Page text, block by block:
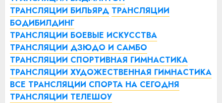
ТРАНСЛЯЦИИ БИЛЬЯРД ТРАНСЛЯЦИИ
БОДИБИЛДИНГ
ТРАНСЛЯЦИИ БОЕВЫЕ ИСКУССТВА
ТРАНСЛЯЦИИ ДЗЮДО И САМБО
ТРАНСЛЯЦИИ СПОРТИВНАЯ ГИМНАСТИКА
ТРАНСЛЯЦИИ ХУДОЖЕСТВЕННАЯ ГИМНАСТИКА
ВСЕ ТРАНСЛЯЦИИ СПОРТА НА СЕГОДНЯ
ТРАНСЛЯЦИИ ТЕЛЕШОУ